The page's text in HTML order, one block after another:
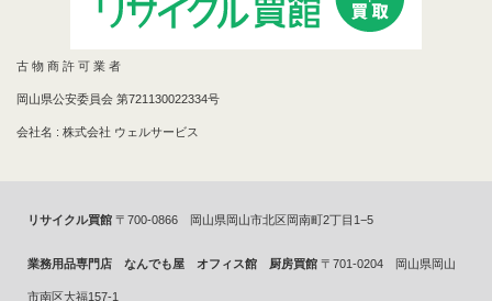
古 物 商 許 可 業 者
岡山県公安委員会 第721130022334号
会社名 : 株式会社 ウェルサービス
リサイクル買館 〒700-0866 岡山県岡山市北区岡南町2丁目1−5
業務用品専門店 なんでも屋 オフィス館 厨房買館 〒701-0204 岡山県岡山
市南区大福157-1